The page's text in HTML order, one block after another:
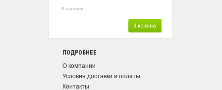
В наличии
В корзину
ПОДРОБНЕЕ
О компании
Условия доставки и оплаты
Контакты